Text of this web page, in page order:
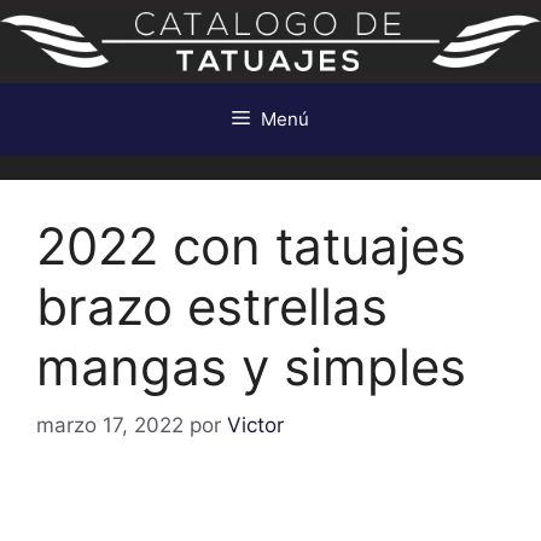
Saltar
contenido
Menú
2022 con tatuajes
brazo estrellas
mangas y simples
marzo 17, 2022 por Victor